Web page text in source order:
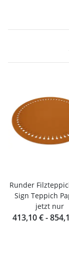
Runder
Sign Teppich
jetzt nur
413,10 € -